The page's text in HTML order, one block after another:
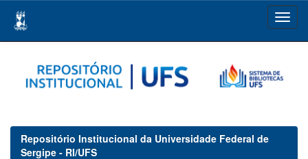
navigation
Repositório Institucional da Universidade Federal de
Sergipe - RI/UFS